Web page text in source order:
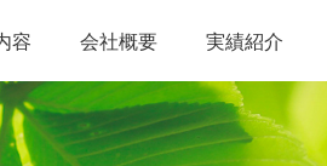
容
不用品回収・空き家整理
会社概要 実績紹介